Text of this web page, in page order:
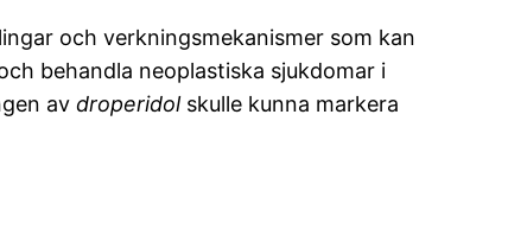
och verkningsmekanismer som kan
behandla neoplastiska sjukdomar i
avdroperidolskulle kunna markera